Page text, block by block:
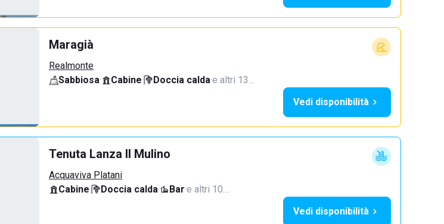
Maragià
Realmonte
Sabbiosa· Cabine· Doccia calda·e altri 13…
Vedi disponibilità
Tenuta Lanza Il Mulino
Acquaviva Platani
Cabine· Doccia calda· Bar·e altri 10…
Vedi disponibilità